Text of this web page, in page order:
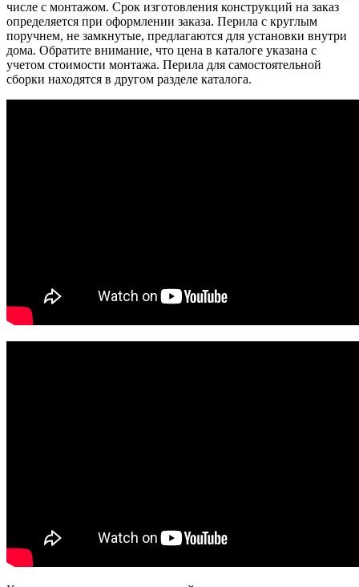
числе с монтажом. Срок изготовления конструкций на заказ
определяется при оформлении заказа. Перила с круглым
поручнем, не замкнутые, предлагаются для установки внутри
дома. Обратите внимание, что цена в каталоге указана с
учетом стоимости монтажа. Перила для самостоятельной
сборки находятся в другом разделе каталога.